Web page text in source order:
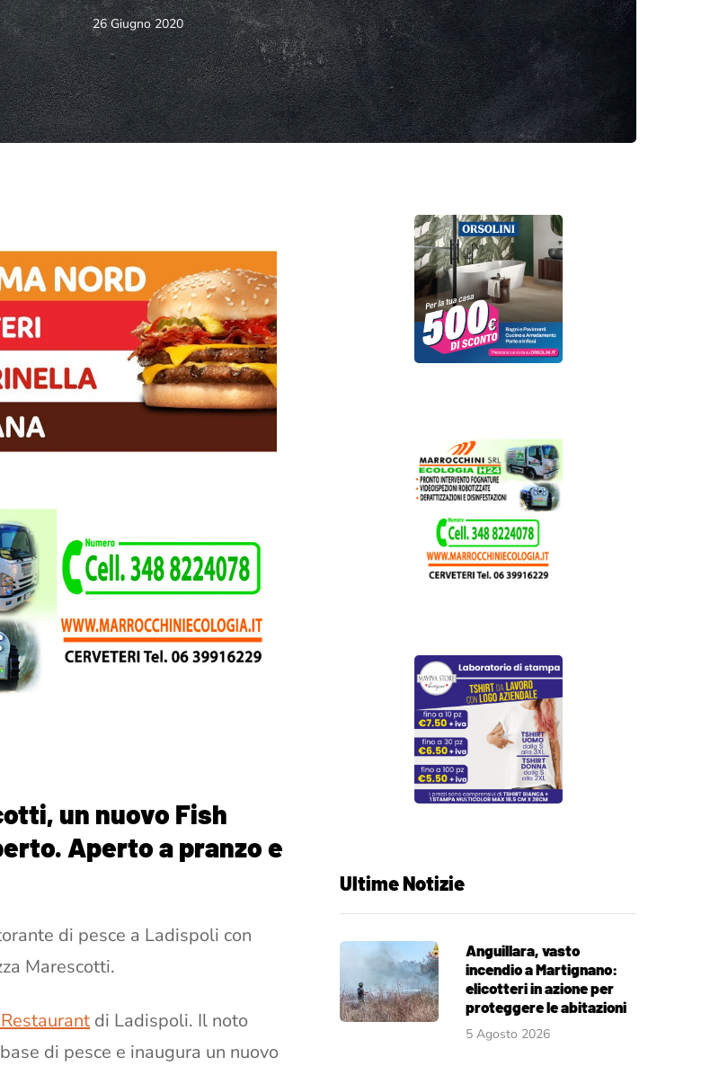
26 Giugno 2020
un nuovo Fish
Aperto a pranzo e
di pesce a Ladispoli con
Marescotti.
di Ladispoli. Il noto
di pesce e inaugura un nuovo
Ultime Notizie
Anguillara, vasto
incendio a Martignano:
elicotteri in azione per
proteggere le abitazioni
5 Agosto 2026